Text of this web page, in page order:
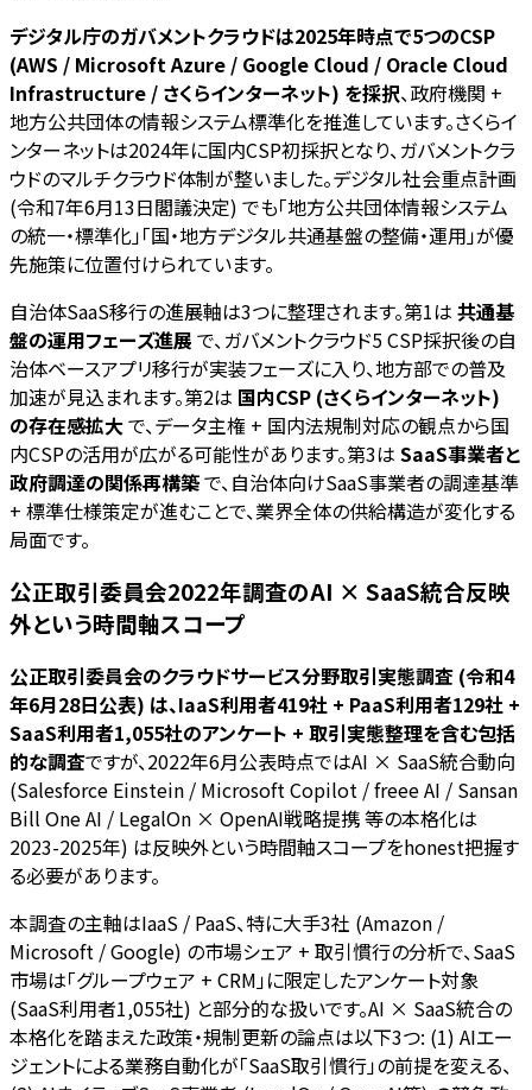
デジタル庁のガバメントクラウドは2025年時点で5つのCSP
(AWS / Microsoft Azure / Google Cloud / Oracle Cloud
Infrastructure / さくらインターネット) を採択、政府機関 +
地方公共団体の情報システム標準化を推進しています。さくらイ
ンターネットは2024年に国内CSP初採択となり、ガバメントクラ
ウドのマルチクラウド体制が整いました。デジタル社会重点計画
(令和7年6月13日閣議決定) でも「地方公共団体情報システム
の統一・標準化」「国・地方デジタル共通基盤の整備・運用」が優
先施策に位置付けられています。
自治体SaaS移行の進展軸は3つに整理されます。第1は 共通基
盤の運用フェーズ進展 で、ガバメントクラウド5 CSP採択後の自
治体ベースアプリ移行が実装フェーズに入り、地方部での普及
加速が見込まれます。第2は 国内CSP (さくらインターネット)
の存在感拡大で、データ主権 + 国内法規制対応の観点から国
内CSPの活用が広がる可能性があります。第3は SaaS事業者と
政府調達の関係再構築で、自治体向けSaaS事業者の調達基準
+ 標準仕様策定が進むことで、業界全体の供給構造が変化する
局面です。
公正取引委員会2022年調査のAI × SaaS統合反映
外という時間軸スコープ
公正取引委員会のクラウドサービス分野取引実態調査 (令和4
年6月28日公表) は、IaaS利用者419社 + PaaS利用者129社 +
SaaS利用者1,055社のアンケート + 取引実態整理を含む包括
的な調査ですが、2022年6月公表時点ではAI × SaaS統合動向
(Salesforce Einstein / Microsoft Copilot / freee AI / Sansan
Bill One AI / LegalOn × OpenAI戦略提携 等の本格化は
2023-2025年) は反映外という時間軸スコープをhonest把握す
る必要があります。
本調査の主軸はIaaS / PaaS、特に大手3社 (Amazon /
Microsoft / Google) の市場シェア + 取引慣行の分析で、SaaS
市場は「グループウェア + CRM」に限定したアンケート対象
(SaaS利用者1,055社) と部分的な扱いです。AI × SaaS統合の
本格化を踏まえた政策・規制更新の論点は以下3つ: (1) AIエー
ジェントによる業務自動化が「SaaS取引慣行」の前提を変える、